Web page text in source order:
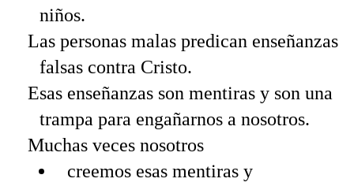
niños.
Las personas malas predican enseñanzas
falsas contra Cristo.
Esas enseñanzas son mentiras y son una
trampa para engañarnos a nosotros.
Muchas veces nosotros
creemos esas mentiras y